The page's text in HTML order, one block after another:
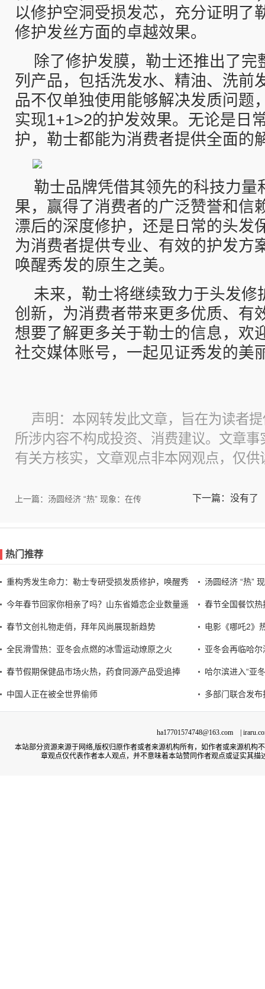
以修护空洞受损发芯，充分证明了
修护发丝方面的卓越效果。
除了修护发膜，勒士还推出了完
列产品，包括洗发水、精油、洗前
品不仅单独使用能够解决发质问题
实现1+1>2的护发效果。无论是日
护，勒士都能为消费者提供全面的
勒士品牌凭借其领先的科技力量
果，赢得了消费者的广泛赞誉和信
漂后的深度修护，还是日常的头发
为消费者提供专业、有效的护发方
唤醒秀发的原生之美。
未来，勒士将继续致力于头发修
创新，为消费者带来更多优质、有
想要了解更多关于勒士的信息，欢
社交媒体账号，一起见证秀发的美
声明：本网转发此文章，旨在为读者
所涉内容不构成投资、消费建议。文章
有关方核实，文章观点非本网观点，仅供
上一篇：汤圆经济 “热” 现象：在传 下一篇：没有了
热门推荐
重构秀发生命力：勒士专研受损发质修护，唤醒秀 汤圆经济 “热”
今年春节回家你相亲了吗？山东省婚恋企业数量遥 春节全国餐饮
春节文创礼物走俏，拜年风尚展现新趋势 电影《哪吒2》
全民滑雪热：亚冬会点燃的冰雪运动燎原之火 亚冬会再临哈
春节假期保健品市场火热，药食同源产品受追捧 哈尔滨进入“亚
中国人正在被全世界偷师 多部门联合发
ha17701574748@163.com |
本站部分资源来源于网络,版权归原作者或者来源机构所有，如作者或来源机
章观点仅代表作者本人观点，并不意味着本站赞同作者观点或证实其